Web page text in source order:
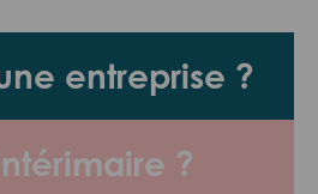
entreprise ?
?